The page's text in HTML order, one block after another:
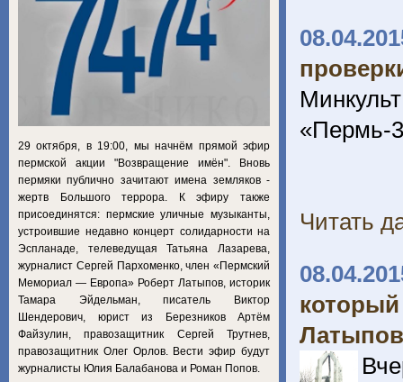
«Пермь-
Читать
Латыпов
29 октября, в 19:00, мы начнём прямой эфир
пермской акции "Возвращение имён". Вновь
пермяки публично зачитают имена земляков -
жертв Большого террора. К эфиру также
присоединятся: пермские уличные музыканты,
устроившие недавно концерт солидарности на
Эспланаде, телеведущая Татьяна Лазарева,
журналист Сергей Пархоменко, член «Пермский
Мемориал — Европа» Роберт Латыпов, историк
Тамара Эйдельман, писатель Виктор
Шендерович, юрист из Березников Артём
Файзулин, правозащитник Сергей Трутнев,
правозащитник Олег Орлов. Вести эфир будут
журналисты Юлия Балабанова и Роман Попов.